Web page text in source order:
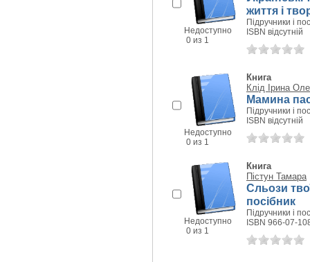
Недоступно
0 из 1
життя і
Підручники і
ISBN відсутній
Недоступно
0 из 1
Книга
Клід Ірина
Мамина
Підручники і
ISBN відсутній
Недоступно
0 из 1
Книга
Пістун Тамара
Сльози
посібник
Підручники і
ISBN 966-07-